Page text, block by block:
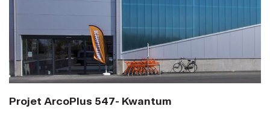
Projet ArcoPlus 547- Kwantum